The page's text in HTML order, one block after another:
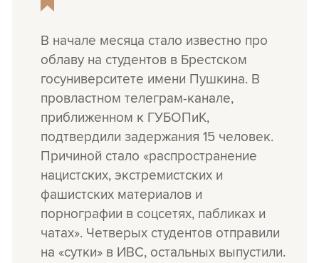
В начале месяца стало известно про
облаву на студентов в Брестском
госуниверситете имени Пушкина. В
провластном телеграм-канале,
приближенном к ГУБОПиК,
подтвердили задержания 15 человек.
Причиной стало «распространение
нацистских, экстремистских и
фашистских материалов и
порнографии в соцсетях, пабликах и
чатах». Четверых студентов отправили
на «сутки» в ИВС, остальных выпустили.